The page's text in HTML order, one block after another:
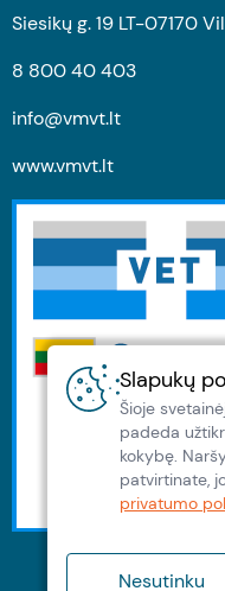
Slapukų
Šioje
padeda
kokybę.
patvirtinate,
privatumo
Nesutinku
Siesikų g. 19 LT-07170
8 800 40 403
info@vmvt.lt
www.vmvt.lt